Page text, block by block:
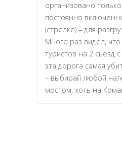
организовано
постоянно
(стрелке) – для
Много раз видел,
туристов на 2 сьезд
эта дорога самая
– выбирай любой
мостом, хоть на